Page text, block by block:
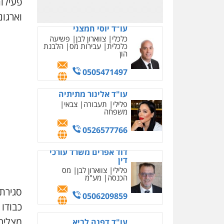
עו"ד יוסי חמצני
כלכלי צווארון לבן פשיעה
כלכלית עבירות מס הלבנת
הון
0505471497
עו"ד אלינור מתיתיה
פלילי תעבורה צבאי
משפחה
0526577766
דוד אפרים משרד עורכי
דין
פלילי צווארון לבן מס
הכנסה מע"מ
0506209859